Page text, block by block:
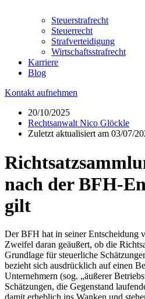
Steuerstrafrecht
Steuerrecht
Strafverteidigung
Wirtschaftsstrafrecht
Karriere
Blog
Kontakt aufnehmen
20/10/2025
Rechtsanwalt Nico Glöckle
Zuletzt aktualisiert am 03/07/
nach der BFH-
gilt
Der BFH hat in seiner Entscheidung
Zweifel daran geäußert, ob die
Grundlage für steuerliche
bezieht sich ausdrücklich auf einen
Unternehmern (sog. „äußerer
Schätzungen, die Gegenstand
damit erheblich ins Wanken und